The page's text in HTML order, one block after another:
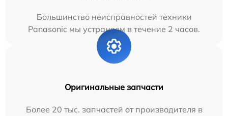
Большинство неисправностей техники
Panasonic мы устраняем в течение 2 часов.
Оригинальные запчасти
Более 20 тыс. запчастей от производителя в